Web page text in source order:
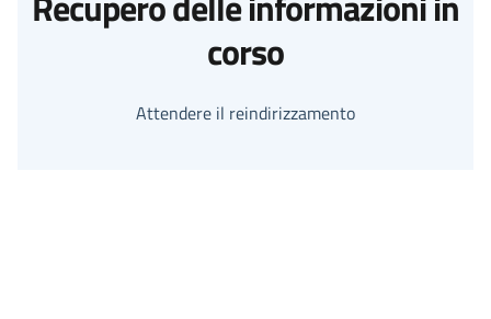
corso
Attendere il reindirizzamento